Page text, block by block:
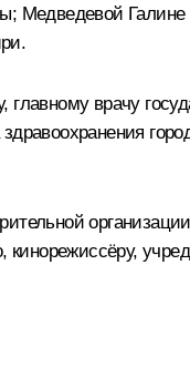
Медведевой Галине
врачу
кинорежиссёру,